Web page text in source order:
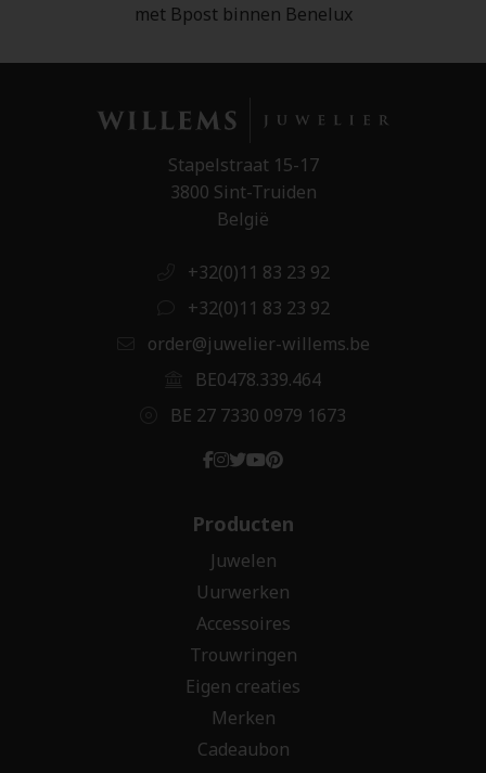
met Bpost binnen Benelux
Stapelstraat 15-17
3800 Sint-Truiden
België
+32(0)11 83 23 92
+32(0)11 83 23 92
order@juwelier-willems.be
BE0478.339.464
BE 27 7330 0979 1673
Producten
Juwelen
Uurwerken
Accessoires
Trouwringen
Eigen creaties
Merken
Cadeaubon